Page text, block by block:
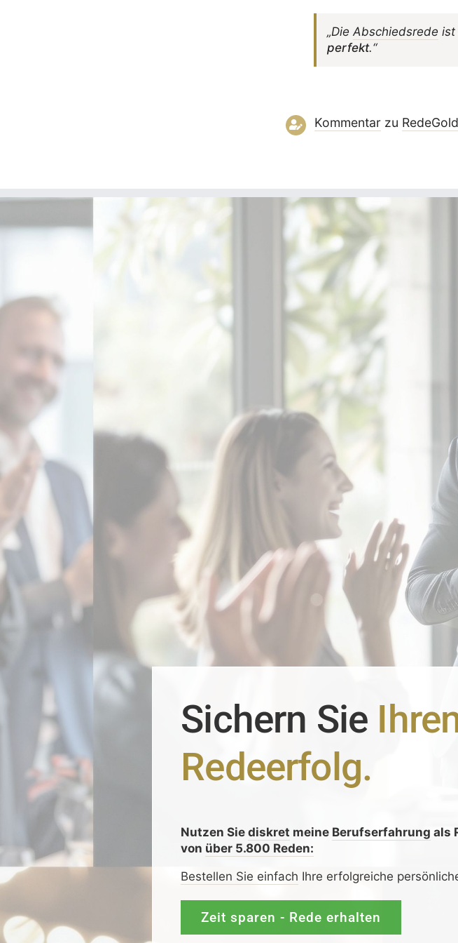
„DieAbschieds­rede ist
perfekt.“
Kommentarzu
Sichern Sie
Redeerfolg.
Nutzen Siediskret meine Berufserfahrung als
von über 5.800 Reden:
Bestellen Sie einfach Ihre erfolgreiche
Zeit sparen - Rede erhalten